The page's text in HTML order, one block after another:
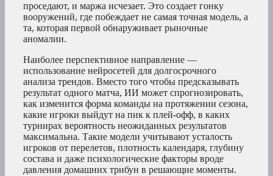
проседают, и маржа исчезает. Это создает гонку
вооружений, где побеждает не самая точная модель, а
та, которая первой обнаруживает рыночные
аномалии.
Наиболее перспективное направление —
использование нейросетей для долгосрочного
анализа трендов. Вместо того чтобы предсказывать
результат одного матча, ИИ может спрогнозировать,
как изменится форма команды на протяжении сезона,
какие игроки выйдут на пик к плей-офф, в каких
турнирах вероятность неожиданных результатов
максимальна. Такие модели учитывают усталость
игроков от перелетов, плотность календаря, глубину
состава и даже психологические факторы вроде
давления домашних трибун в решающие моменты.